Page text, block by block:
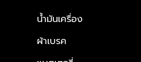
น้ำมันเครื่อง
ผ้าเบรค